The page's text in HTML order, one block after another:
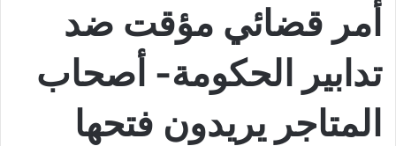
أمر قضائي مؤقت ضد
تدابير الحكومة- أصحاب
المتاجر يريدون فتحها